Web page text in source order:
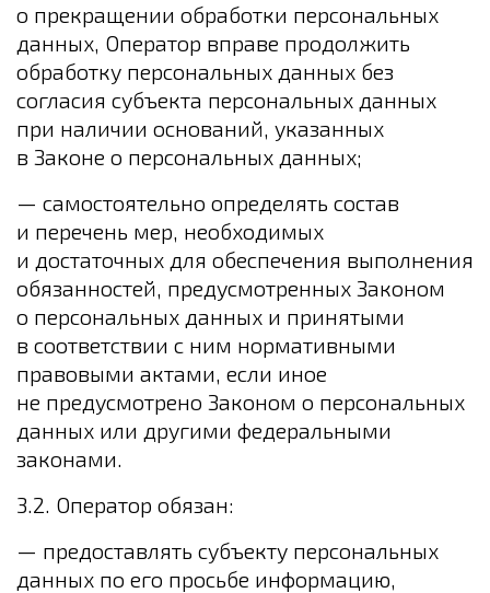
о прекращении обработки персональных
данных, Оператор вправе продолжить
обработку персональных данных без
согласия субъекта персональных данных
при наличии оснований, указанных
в Законе о персональных данных;
— самостоятельно определять состав
и перечень мер, необходимых
и достаточных для обеспечения выполнения
обязанностей, предусмотренных Законом
о персональных данных и принятыми
в соответствии с ним нормативными
правовыми актами, если иное
не предусмотрено Законом о персональных
данных или другими федеральными
законами.
3.2. Оператор обязан:
— предоставлять субъекту персональных
данных по его просьбе информацию,